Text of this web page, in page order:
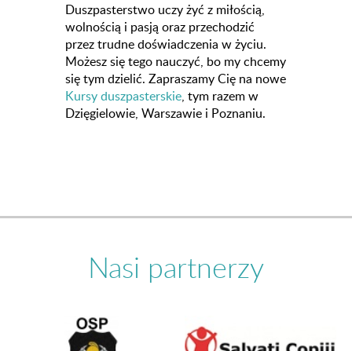
Duszpasterstwo uczy żyć z miłością,
wolnością i pasją oraz przechodzić
przez trudne doświadczenia w życiu.
Możesz się tego nauczyć, bo my chcemy
się tym dzielić. Zapraszamy Cię na nowe
Kursy duszpasterskie, tym razem w
Dzięgielowie, Warszawie i Poznaniu.
Nasi partnerzy